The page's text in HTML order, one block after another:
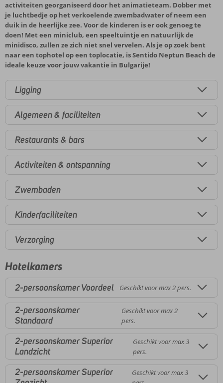
activiteiten georganiseerd door het animatieteam. Dobber met
je luchtbedje op het verkoelende zwembadwater of neem een
duik in de heerlijke zee. Voor de kinderen is er ook genoeg te
doen! Met een miniclub, een speeltuintje en natuurlijk de
minidisco, zullen ze zich niet snel vervelen. Als je op zoek bent
naar een tophotel op een toplocatie, is Sentido Neptun Beach de
ideale keuze voor jouw vakantie in Bulgarije!
Ligging
Algemeen & faciliteiten
Restaurants & bars
Activiteiten & ontspanning
Zwembaden
Kinderfaciliteiten
Verzorging
Hotelkamers
2-persoonskamer Voordeel Geschikt voor max 2 pers.
2-persoonskamer
Standaard
Geschikt voor max 2
pers.
2-persoonskamer Superior
Landzicht
Geschikt voor max 3
pers.
2-persoonskamer Superior
Geschikt voor max 3